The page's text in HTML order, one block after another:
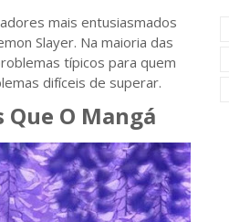
mais entusiasmados
Slayer. Na maioria das
típicos para quem
difíceis de superar.
Que O Mangá